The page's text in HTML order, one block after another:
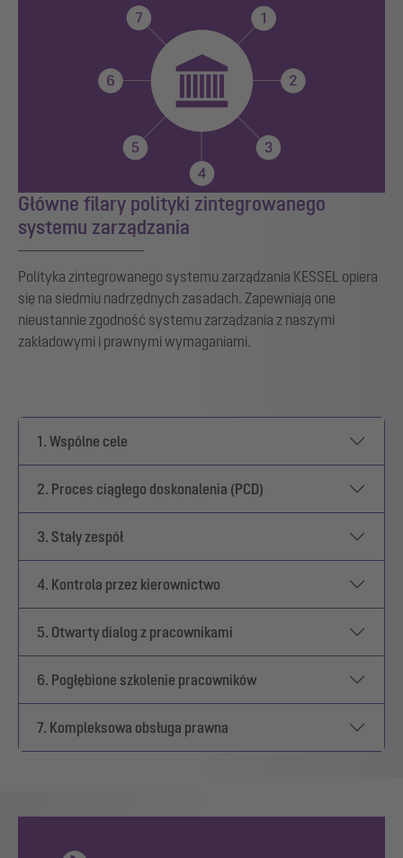
Główne filary polityki zintegrowanego
systemu zarządzania
Polityka zintegrowanego systemu zarządzania KESSEL opiera
się na siedmiu nadrzędnych zasadach. Zapewniają one
nieustannie zgodność systemu zarządzania z naszymi
zakładowymi i prawnymi wymaganiami.
1. Wspólne cele
2. Proces ciągłego doskonalenia (PCD)
3. Stały zespół
4. Kontrola przez kierownictwo
5. Otwarty dialog z pracownikami
6. Pogłębione szkolenie pracowników
7. Kompleksowa obsługa prawna